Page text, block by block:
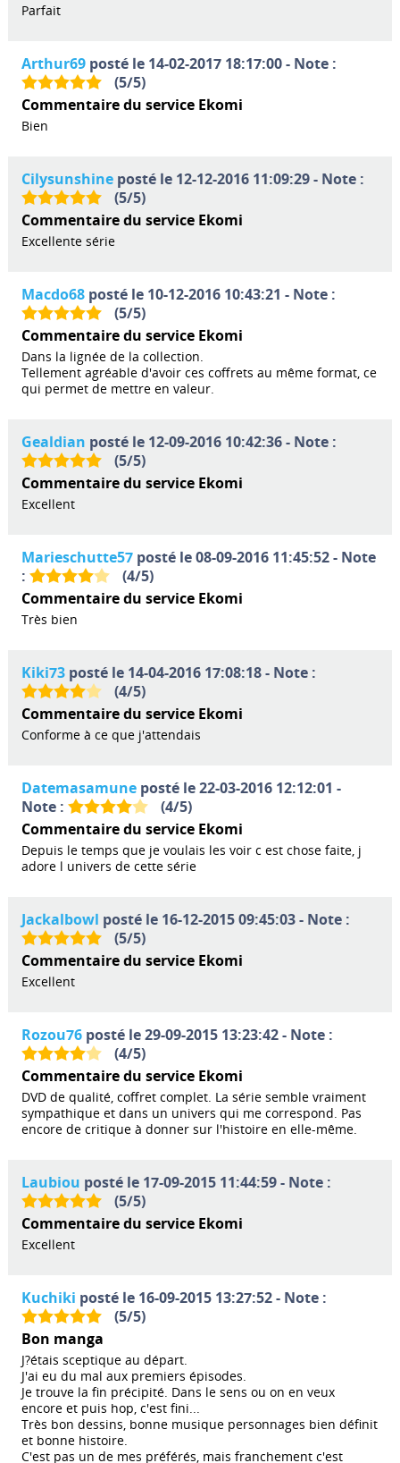
Parfait
Arthur69posté le 14-02-2017 18:17:00 - Note :
(5/5)
Commentaire du service Ekomi
Bien
Cilysunshineposté le 12-12-2016 11:09:29 - Note :
(5/5)
Commentaire du service Ekomi
Excellente série
Macdo68posté le 10-12-2016 10:43:21 - Note :
(5/5)
Commentaire du service Ekomi
Dans la lignée de la collection.
Tellement agréable d'avoir ces coffrets au même format, ce
qui permet de mettre en valeur.
Gealdian posté le 12-09-2016 10:42:36 - Note :
(5/5)
Commentaire du service Ekomi
Excellent
Marieschutte57posté le 08-09-2016 11:45:52 - Note
:
(4/5)
Commentaire du service Ekomi
Très bien
Kiki73posté le 14-04-2016 17:08:18 - Note :
(4/5)
Commentaire du service Ekomi
Conforme à ce que j'attendais
Datemasamuneposté le 22-03-2016 12:12:01 -
Note :
(4/5)
Commentaire du service Ekomi
Depuis le temps que je voulais les voir c est chose faite, j
adore l univers de cette série
Jackalbowl posté le 16-12-2015 09:45:03 - Note :
(5/5)
Commentaire du service Ekomi
Excellent
Rozou76posté le 29-09-2015 13:23:42 - Note :
(4/5)
Commentaire du service Ekomi
DVD de qualité, coffret complet. La série semble vraiment
sympathique et dans un univers qui me correspond. Pas
encore de critique à donner sur l'histoire en elle-même.
Laubiou posté le 17-09-2015 11:44:59 - Note :
(5/5)
Commentaire du service Ekomi
Excellent
Kuchiki posté le 16-09-2015 13:27:52 - Note :
(5/5)
Bon manga
J?étais sceptique au départ.
J'ai eu du mal aux premiers épisodes.
Je trouve la fin précipité. Dans le sens ou on en veux
encore et puis hop, c'est fini...
Très bon dessins, bonne musique personnages bien définit
et bonne histoire.
C'est pas un de mes préférés, mais franchement c'est